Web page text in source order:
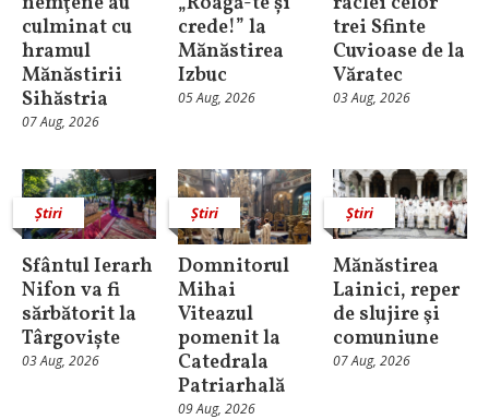
culminat cu
hramul
Mănăstirii
Sihăstria
07 Aug, 2026
crede!” la
Mănăstirea
Izbuc
05 Aug, 2026
trei Sfinte
Cuvioase de la
Văratec
03 Aug, 2026
Știri
Sfântul Ierarh
Nifon va fi
sărbătorit la
Târgoviște
03 Aug, 2026
Știri
Domnitorul
Mihai
Viteazul
pomenit la
Catedrala
Patriarhală
09 Aug, 2026
Știri
Mănăstirea
Lainici, reper
de slujire şi
comuniune
07 Aug, 2026